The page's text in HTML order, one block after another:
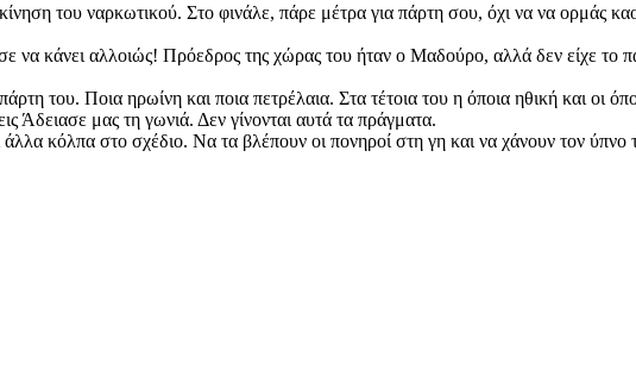
του ναρκωτικού. Στο φινάλε, πάρε μέτρα για πάρτη σου, όχι να να ορμάς
κάνει αλλοιώς! Πρόεδρος της χώρας του ήταν ο Μαδούρο, αλλά δεν είχε το
του. Ποια ηρωίνη και ποια πετρέλαια. Στα τέτοια του η όποια ηθική και οι
Άδειασε μας τη γωνιά. Δεν γίνονται αυτά τα πράγματα.
κόλπα στο σχέδιο. Να τα βλέπουν οι πονηροί στη γη και να χάνουν τον ύπνο